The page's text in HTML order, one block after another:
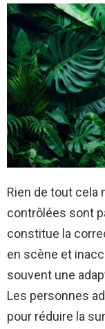
Rien de tout cela
contrôlées sont
constitue la
en scène et
souvent une
Les personnes
pour réduire la